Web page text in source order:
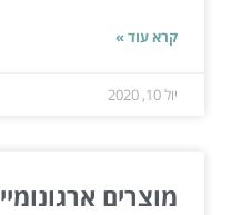
קרא עוד »
יול 10, 2020
מוצרים